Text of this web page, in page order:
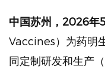
中国苏州， 2026年5
Vaccines）为药明
同定制研发和生产